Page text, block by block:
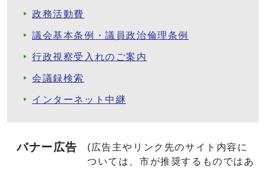
政務活動費
議会基本条例・議員政治倫理条例
行政視察受入れのご案内
会議録検索
インターネット中継
バナー広告
(広告主やリンク先のサイト内容に
ついては、市が推奨するものではあ